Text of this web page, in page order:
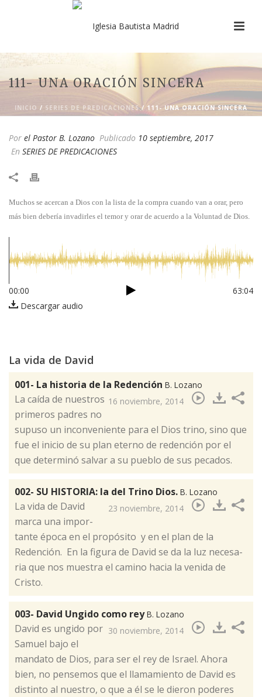
111- UNA ORACIÓN SINCERA
INICIO / SERIES DE PREDICACIONES/ 111- UNA ORACIÓN SINCERA
Por el Pastor B. Lozano Publicado 10 septiembre, 2017
En SERIES DE PREDICACIONES
Muchos se acercan a Dios con la lista de la compra cuando van a orar, pero
más bien debería invadirles el temor y orar de acuerdo a la Voluntad de Dios.
00:00
63:04
Descargar audio
La vida de David
001- La historia de la Redención B. Lozano
16 noviembre, 2014
​La caída de nuestros
primeros padres no
supuso un inconveniente para el Dios trino, sino que
fue el inicio de su plan eterno de redención por el
que determinó salvar a su pueblo de sus pecados.
002- SU HISTORIA: la del Trino Dios. B. Lozano
23 noviembre, 2014
​
La vi­da de Da­vid
mar­ca una im­por­
tan­te épo­ca en el pro­pó­si­to y en el plan de la
Redención. En la fi­gu­ra de Da­vid se da la luz ne­ce­sa­
ria que nos muestra el camino hacia la ve­ni­da de
Cristo.
003- David Ungido como reyB. Lozano
30 noviembre, 2014
​David es ungido por
Samuel bajo el
mandato de Dios, para ser el rey de Israel. Ahora
bien, no pensemos que el llamamiento de David es
distinto al nuestro, o que a él se le dieron poderes